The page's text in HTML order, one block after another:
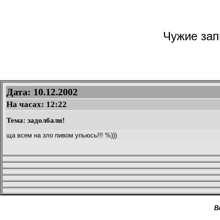
Чужие
Дата: 10.12.2002
На часах: 12:22
Тема: задолбали!
ща всем на зло пивом упьюсь!!! %)))